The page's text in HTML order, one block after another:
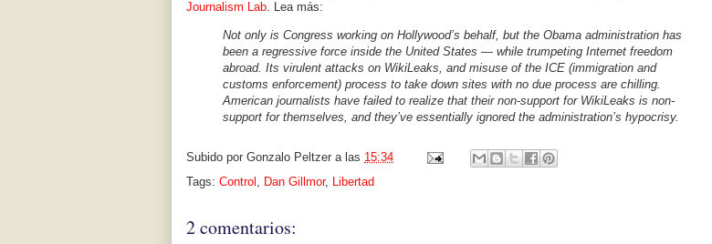
Journalism Lab. Lea más:
Not only is Congress working on Hollywood’s behalf, but the Obama administration has
been a regressive force inside the United States — while trumpeting Internet freedom
abroad. Its virulent attacks on WikiLeaks, and misuse of the ICE (immigration and
customs enforcement) process to take down sites with no due process are chilling.
American journalists have failed to realize that their non-support for WikiLeaks is non-
support for themselves, and they’ve essentially ignored the administration’s hypocrisy.
Subido por Gonzalo Peltzer a las 15:34
Tags: Control , Dan Gillmor, Libertad
2 comentarios: